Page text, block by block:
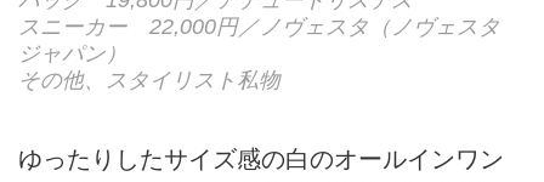
スニーカー 22,000円／ノヴェスタ（ノヴェスタ
ジャパン）
その他、スタイリスト私物
ゆったりしたサイズ感の白のオールインワン